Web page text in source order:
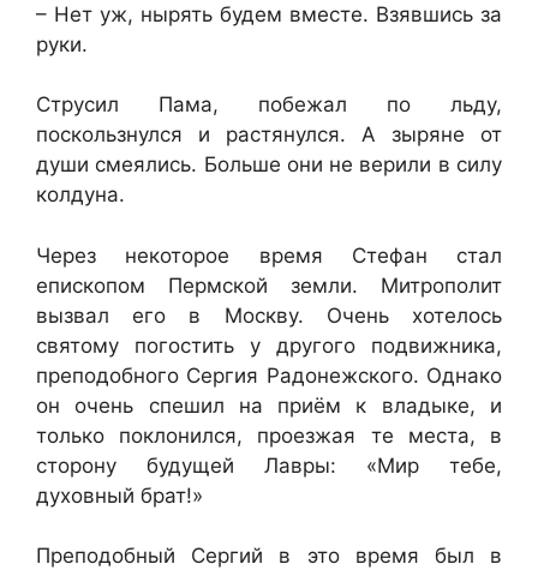
– Нет уж, нырять будем вместе. Взявшись за
руки.
Струсил Пама, побежал по льду,
поскользнулся и растянулся. А зыряне от
души смеялись. Больше они не верили в силу
колдуна.
Через некоторое время Стефан стал
епископом Пермской земли. Митрополит
вызвал его в Москву. Очень хотелось
святому погостить у другого подвижника,
преподобного Сергия Радонежского. Однако
он очень спешил на приём к владыке, и
только поклонился, проезжая те места, в
сторону будущей Лавры: «Мир тебе,
духовный брат!»
Преподобный Сергий в это время был в